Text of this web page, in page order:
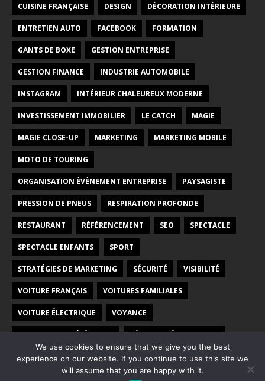
CUISINE FRANÇAISE DESIGN DÉCORATION INTÉRIEURE
ENTRETIEN AUTO FACEBOOK FORMATION
GANTS DE BOXE GESTION ENTREPRISE
GESTION FINANCE INDUSTRIE AUTOMOBILE
INSTAGRAM INTÉRIEUR CHALEUREUX MODERNE
INVESTISSEMENT IMMOBILIER LE CATCH MAGIE
MAGIE CLOSE-UP MARKETING MARKETING MOBILE
MOTO DE TOURING
ORGANISATION ÉVÉNEMENT ENTREPRISE PAYSAGISTE
PRESSION DE PNEUS RESPIRATION PROFONDE
RESTAURANT RÉFÉRENCEMENT SEO SPECTACLE
SPECTACLE ENFANTS SPORT
STRATÉGIES DE MARKETING SÉCURITÉ VISIBILITÉ
VOITURE FRANÇAIS VOITURES FAMILIALES
VOITURE ÉLECTRIQUE VOYANCE
VOYANCE PAR TÉLÉPHONE VÉHICULES ÉLECTRIQUES
WEB WEBMARKETING
We use cookies to ensure that we give you the best
experience on our website. If you continue to use this site we
will assume that you are happy with it.